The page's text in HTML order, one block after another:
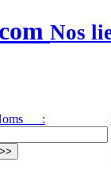
Nos
: